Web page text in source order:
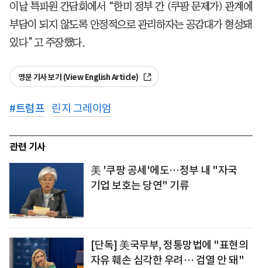
이날 특파원 간담회에서 “한미 정부 간 (쿠팡 문제가) 관계에
부담이 되지 않도록 안정적으로 관리하자는 공감대가 형성돼
있다”고 주장했다.
영문 기사 보기 (View English Article)
#트럼프 린지 그레이엄
관련 기사
美 '쿠팡 공세'에도…정부 내 "자국
기업 보호는 당연" 기류
[단독] 美국무부, 정통망법에 "표현의
자유 훼손 심각한 우려… 검열 안 돼"